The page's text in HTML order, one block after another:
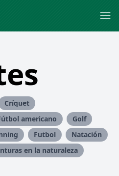
Críquet
americano
Golf
Futbol
Natación
en la naturaleza